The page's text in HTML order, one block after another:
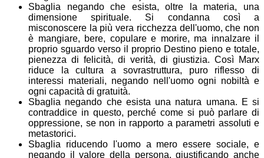
Sbaglia negando che esista, oltre la materia, una
dimensione spirituale. Si condanna così a
misconoscere la più vera ricchezza dell'uomo, che non
è mangiare, bere, copulare e morire, ma innalzare il
proprio sguardo verso il proprio Destino pieno e totale,
pienezza di felicità, di verità, di giustizia. Così Marx
riduce la cultura a sovrastruttura, puro riflesso di
interessi materiali, negando nell'uomo ogni nobiltà e
ogni capacità di gratuità.
Sbaglia negando che esista una natura umana. E si
contraddice in questo, perché come si può parlare di
oppressione, se non in rapporto a parametri assoluti e
metastorici.
Sbaglia riducendo l'uomo a mero essere sociale, e
negando il valore della persona, giustificando anche